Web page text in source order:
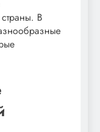
В